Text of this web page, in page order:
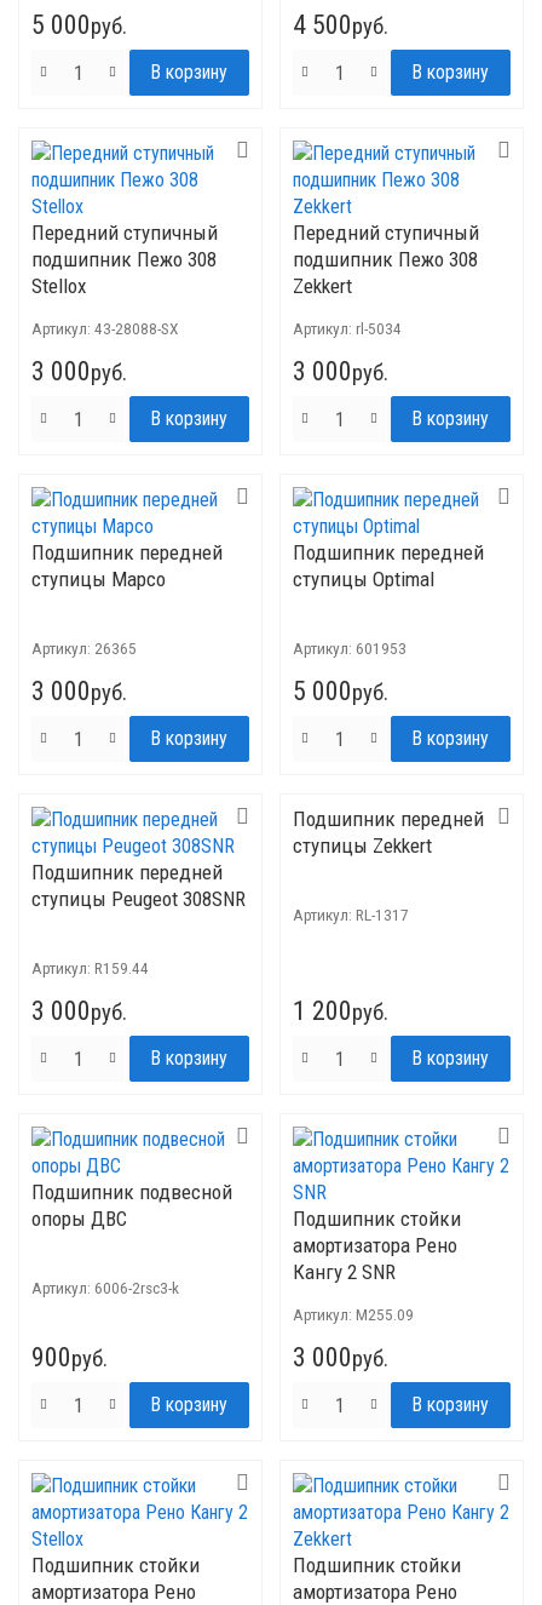
5 000руб. 4 500руб.
Передний ступичный
подшипник Пежо 308
Stellox
Артикул: 43-28088-SX
3 000руб.
Передний ступичный
подшипник Пежо 308
Zekkert
Артикул: rl-5034
3 000руб.
Подшипник передней
ступицы Mapco
Артикул: 26365
3 000руб.
Подшипник передней
ступицы Optimal
Артикул: 601953
5 000руб.
Подшипник передней
ступицы Peugeot 308SNR
Артикул: R159.44
3 000руб.
Подшипник передней
ступицы Zekkert
Артикул: RL-1317
1 200руб.
Подшипник подвесной
опоры ДВС
Артикул: 6006-2rsc3-k
900руб.
Подшипник стойки
амортизатора Рено
Кангу 2 SNR
Артикул: M255.09
3 000руб.
Подшипник стойки
амортизатора Рено
Подшипник стойки
амортизатора Рено